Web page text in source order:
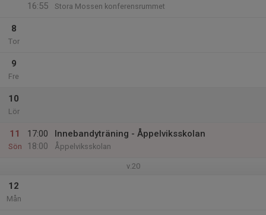
16:55
Stora Mossen konferensrummet
8
Tor
9
Fre
10
Lör
11
Sön
17:00
18:00
Innebandyträning - Åppelviksskolan
Åppelviksskolan
v.20
12
Mån